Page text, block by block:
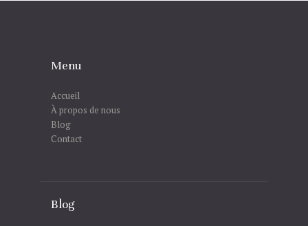
Menu
Accueil
À propos de nous
Blog
Contact
Blog